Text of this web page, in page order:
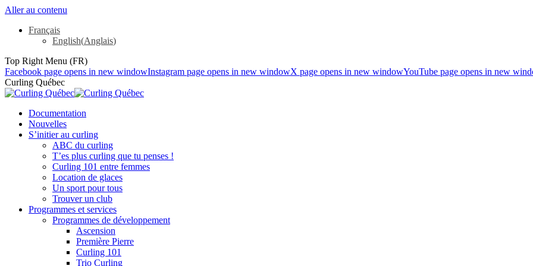
Aller au contenu
Français
English(Anglais)
Top Right Menu (FR)
Facebook page opens in new windowInstagram page opens in new windowX page opens in new windowYouTube page opens in new
Curling Québec
Documentation
Nouvelles
S’initier au curling
ABC du curling
T’es plus curling que tu penses !
Curling 101 entre femmes
Location de glaces
Un sport pour tous
Trouver un club
Programmes et services
Programmes de développement
Ascension
Première Pierre
Curling 101
Trio Curling